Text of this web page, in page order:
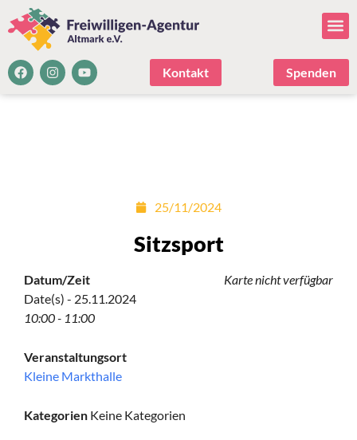
Kontakt Spenden
25/11/2024
Sitzsport
Karte nicht verfügbar
Datum/Zeit
Date(s) - 25.11.2024
10:00 - 11:00
Veranstaltungsort
Kleine Markthalle
Kategorien Keine Kategorien